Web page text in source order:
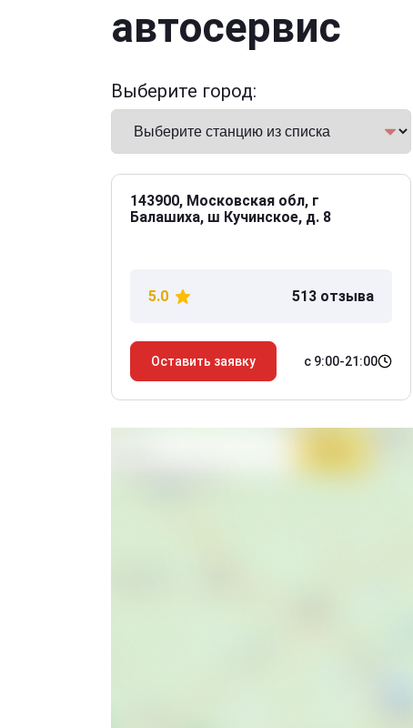
автосервис
Выберите город:
143900, Московская обл, г
Балашиха, ш Кучинское, д. 8
5.0 513 отзыва
Оставить заявку с 9:00-21:00